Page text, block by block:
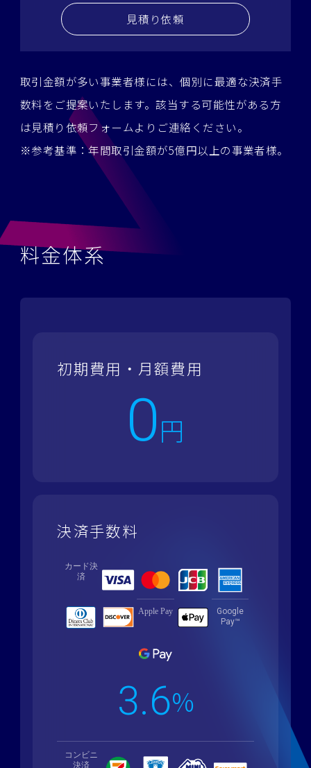
見積り依頼
取引金額が多い事業者様には、個別に最適な決済手
数料をご提案いたします。該当する可能性がある方
は見積り依頼フォームよりご連絡ください。
※参考基準：年間取引金額が5億円以上の事業者様。
料金体系
初期費用・月額費用
0円
決済手数料
カード決
済
Apple Pay
Google
Pay™
3.6%
コンビニ
決済